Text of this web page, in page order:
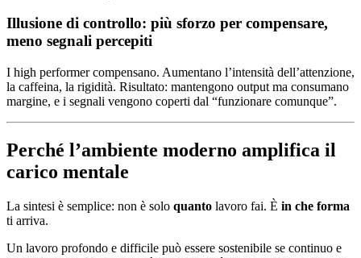
Illusione di controllo: più sforzo per compensare,
meno segnali percepiti
I high performer compensano. Aumentano l’intensità dell’attenzione,
la caffeina, la rigidità. Risultato: mantengono output ma consumano
margine, e i segnali vengono coperti dal “funzionare comunque”.
Perché l’ambiente moderno amplifica il
carico mentale
La sintesi è semplice: non è solo quanto lavoro fai. È in che forma
ti arriva.
Un lavoro profondo e difficile può essere sostenibile se continuo e